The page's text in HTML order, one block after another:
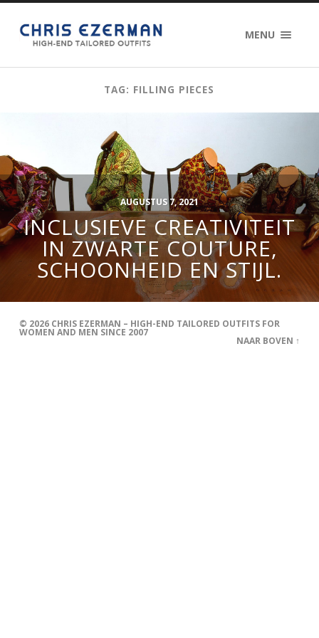
MENU
TAG: FILLING PIECES
AUGUSTUS 7, 2021
INCLUSIEVE CREATIVITEIT
IN ZWARTE COUTURE,
SCHOONHEID EN STIJL.
© 2026 CHRIS EZERMAN – HIGH-END TAILORED OUTFITS FOR
WOMEN AND MEN SINCE 2007
NAAR BOVEN ↑